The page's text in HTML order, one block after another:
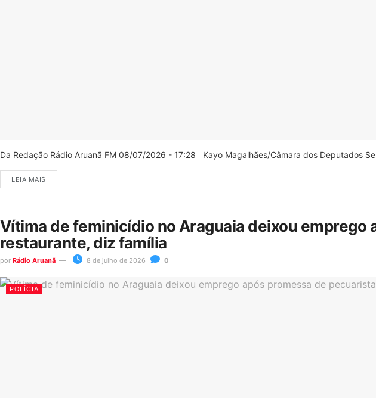
Da Redação Rádio Aruanã FM 08/07/2026 - 17:28 Kayo Magalhães/Câmara dos Deputados
LEIA MAIS
Vítima de feminicídio no Araguaia deixou
restaurante, diz família
por Rádio Aruanã 8 de julho de 2026 0
POLÍCIA